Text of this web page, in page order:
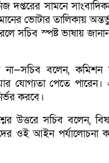
দপ্তরের সামনে
ভোটার তালিকায়
সচিব স্পষ্ট ভাষায়
না—সচিব বলেন, কমিশন
যোগ্যতা পেতে পারেন।
করবে।
উত্তরে সচিব বলেন,
ওই আইন পর্যালোচনা